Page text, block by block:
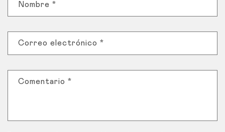
Nombre *
Correo electrónico *
Comentario *